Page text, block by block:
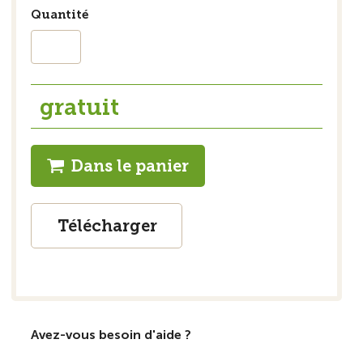
Quantité
gratuit
Dans le panier
Télécharger
Avez-vous besoin d'aide ?